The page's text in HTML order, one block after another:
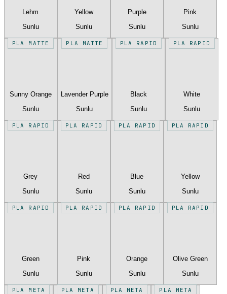
Lehm
Sunlu
Yellow
Sunlu
Purple
Sunlu
Pink
Sunlu
PLA MATTE
Sunny Orange
Sunlu
PLA MATTE
Lavender Purple
Sunlu
PLA RAPID
Black
Sunlu
PLA RAPID
White
Sunlu
PLA RAPID
Grey
Sunlu
PLA RAPID
Red
Sunlu
PLA RAPID
Blue
Sunlu
PLA RAPID
Yellow
Sunlu
PLA RAPID
Green
Sunlu
PLA RAPID
Pink
Sunlu
PLA RAPID
Orange
Sunlu
PLA RAPID
Olive Green
Sunlu
PLA META PLA META PLA META PLA META